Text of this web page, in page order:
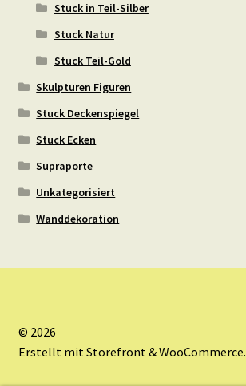
Stuck in Teil-Silber
Stuck Natur
Stuck Teil-Gold
Skulpturen Figuren
Stuck Deckenspiegel
Stuck Ecken
Supraporte
Unkategorisiert
Wanddekoration
© 2026
Erstellt mit Storefront & WooCommerce.